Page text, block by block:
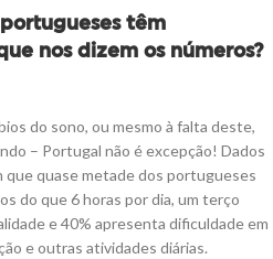
têm
nos dizem os números?
do sono, ou mesmo à falta deste,
– Portugal não é excepção! Dados
que quase metade dos portugueses
do que 6 horas por dia, um terço
e 40% apresenta dificuldade em
e outras atividades diárias.